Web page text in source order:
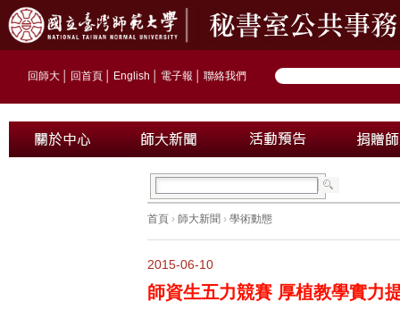
回師大 回首頁 English 電子報 聯絡我們
首頁 › 師大新聞 › 學術動態
2015-06-10
師資生五力競賽 厚植教學實力